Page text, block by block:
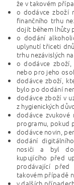
že v takovém
o dodávce zboží
finančního trhu
dojít během lhůty
o dodání
uplynutí třiceti
trhu nezávislých
o dodávce
nebo pro jeho
dodávce zboží,
bylo po dodání
dodávce zboží v
z hygienických
dodávce
programu, pokud
dodávce novin,
dodání
nosiči a byl
kupujícího před
prodávající před
takovém případě